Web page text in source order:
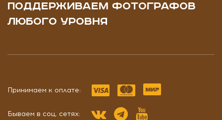
ПОДДЕРЖИВАЕМ ФОТОГРАФОВ
ЛЮБОГО УРОВНЯ
Принимаем к оплате:
Бываем в соц. сетях: